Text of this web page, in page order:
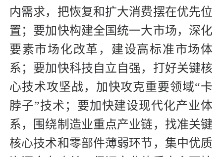
内需求，把恢复和扩大消费摆在优先位
置；要加快构建全国统一大市场，深化
要素市场化改革，建设高标准市场体
系；要加快科技自立自强，打好关键核
心技术攻坚战，加快攻克重要领域“卡
脖子”技术；要加快建设现代化产业体
系，围绕制造业重点产业链，找准关键
核心技术和零部件薄弱环节，集中优质